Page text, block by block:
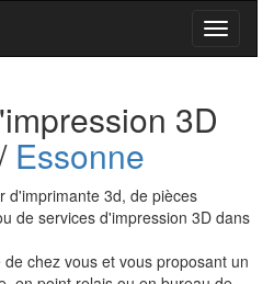
Toggle
3D
Essonne
d'imprimante 3d, de pièces
de services d'impression 3D dans
chez vous et vous proposant un